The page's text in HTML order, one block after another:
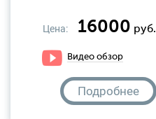
Цена: 16000 руб.
Видео обзор
Подробнее